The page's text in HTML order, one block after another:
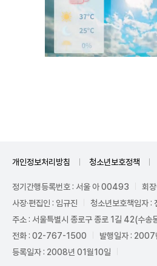
개인정보처리방침 청소년보호정책
정기간행등록번호 : 서울 아 00493
회
사장·편집인 : 임규진
청소년보호책임자 :
주소 : 서울특별시 종로구 종로 1길 42(수
전화 : 02-767-1500
발행일자 : 2007
등록일자 : 2008년 01월10일